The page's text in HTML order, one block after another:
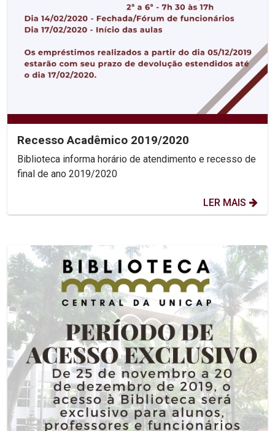
Recesso Acadêmico 2019/2020
Biblioteca informa horário de atendimento e recesso de
final de ano 2019/2020
LER MAIS